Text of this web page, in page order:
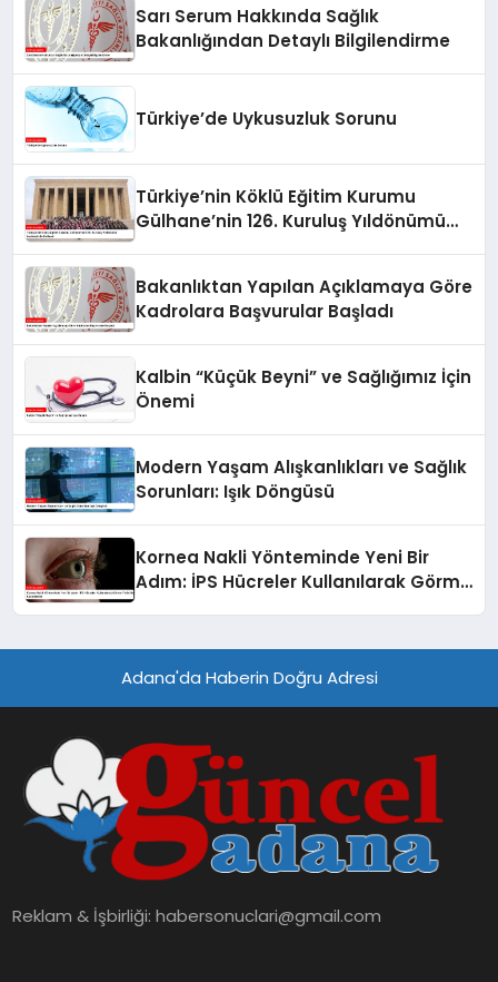
Sarı Serum Hakkında Sağlık
Bakanlığından Detaylı Bilgilendirme
Türkiye’de Uykusuzluk Sorunu
Türkiye’nin Köklü Eğitim Kurumu
Gülhane’nin 126. Kuruluş Yıldönümü
Bakanlıktan Yapılan Açıklamaya Göre
Kadrolara Başvurular Başladı
Kalbin “Küçük Beyni” ve Sağlığımız İçin
Önemi
Modern Yaşam Alışkanlıkları ve Sağlık
Sorunları: Işık Döngüsü
Kornea Nakli Yönteminde Yeni Bir
Adım: İPS Hücreler Kullanılarak Görme
Adana'da Haberin Doğru Adresi
Reklam & İşbirliği:habersonuclari@gmail.com